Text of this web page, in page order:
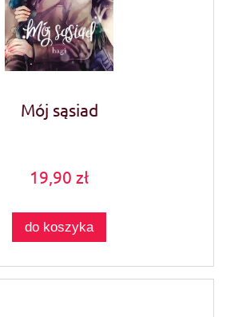
Mój sąsiad
19,90 zł
do koszyka